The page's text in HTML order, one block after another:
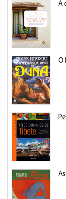
A
O